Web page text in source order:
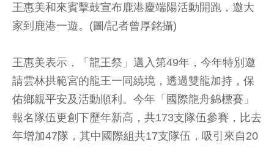
王惠美和來賓擊鼓宣布鹿港慶端陽活動開跑，邀大
家到鹿港一遊。(圖/記者曾厚銘攝)
王惠美表示，「龍王祭」邁入第49年，今年特別邀
請雲林拱範宮的龍王一同繞境，透過雙龍加持，保
佑鄉親平安及活動順利。今年「國際龍舟錦標賽」
報名隊伍更創下歷年新高，共173支隊伍參賽，比去
年增加47隊，其中國際組共17支隊伍，吸引來自20